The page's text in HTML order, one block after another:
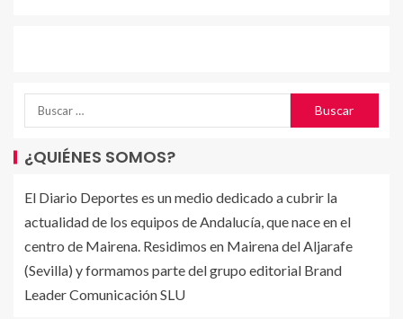
¿QUIÉNES SOMOS?
El Diario Deportes es un medio dedicado a cubrir la
actualidad de los equipos de Andalucía, que nace en el
centro de Mairena. Residimos en Mairena del Aljarafe
(Sevilla) y formamos parte del grupo editorial Brand
Leader Comunicación SLU